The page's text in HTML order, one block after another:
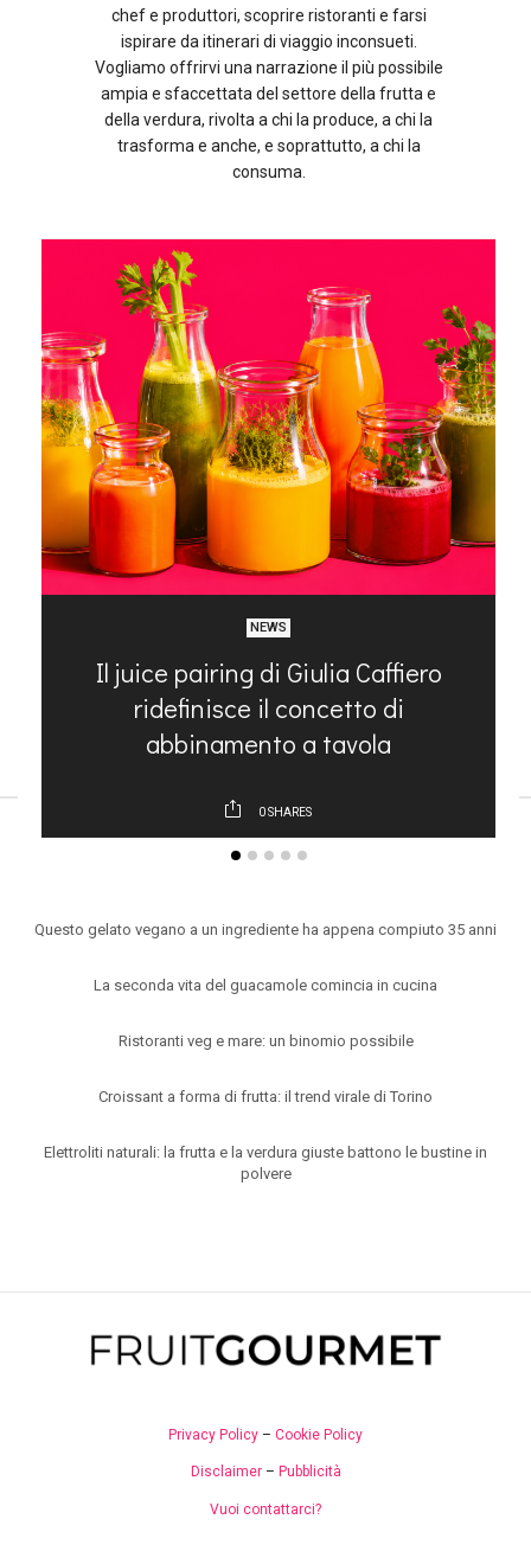
chef e produttori, scoprire ristoranti e farsi
ispirare da itinerari di viaggio inconsueti.
Vogliamo offrirvi una narrazione il più possibile
ampia e sfaccettata del settore della frutta e
della verdura, rivolta a chi la produce, a chi la
trasforma e anche, e soprattutto, a chi la
consuma.
NEWS
Il juice pairing di Giulia Caffiero
ridefinisce il concetto di
abbinamento a tavola
0SHARES
Questo gelato vegano a un ingrediente ha appena compiuto 35 anni
La seconda vita del guacamole comincia in cucina
Ristoranti veg e mare: un binomio possibile
Croissant a forma di frutta: il trend virale di Torino
Elettroliti naturali: la frutta e la verdura giuste battono le bustine in
polvere
Privacy Policy – Cookie Policy
Disclaimer– Pubblicità
Vuoi contattarci?